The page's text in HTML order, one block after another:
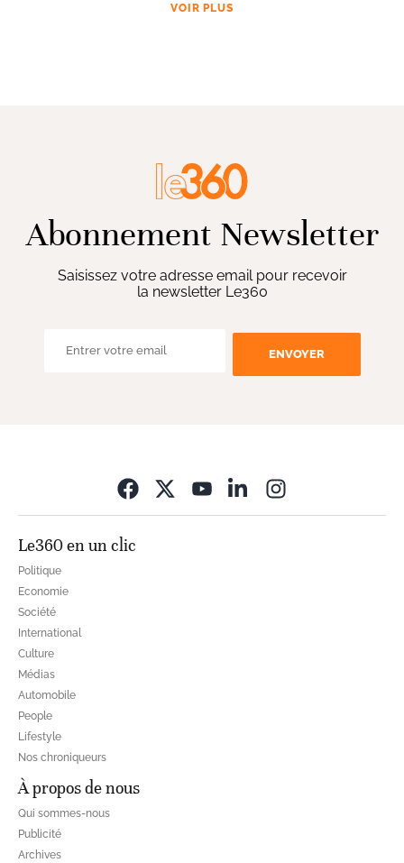
VOIR PLUS
Abonnement Newsletter
Saisissez votre adresse email pour recevoir
la newsletter Le360
ENVOYER
Le360 en un clic
Politique
Economie
Société
International
Culture
Médias
Automobile
People
Lifestyle
Nos chroniqueurs
À propos de nous
Qui sommes-nous
Publicité
Archives